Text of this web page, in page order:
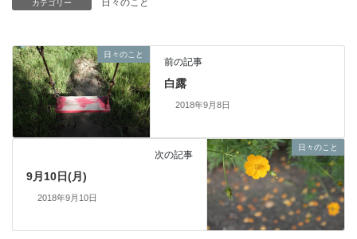
カテゴリー 日々のこと
日々のこと
前の記事
白露
2018年9月8日
日々のこと
次の記事
9月10日(月)
2018年9月10日